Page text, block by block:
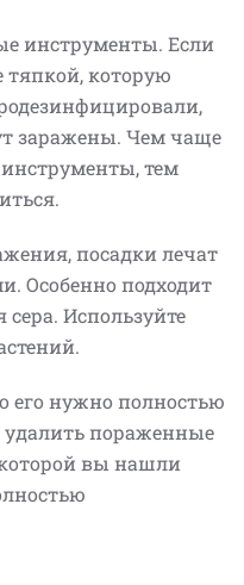
инструменты. Если
тяпкой, которую
заражены. Чем чаще
тем
посадки лечат
Особенно подходит
Используйте
его нужно полностью
пораженные
вы нашли